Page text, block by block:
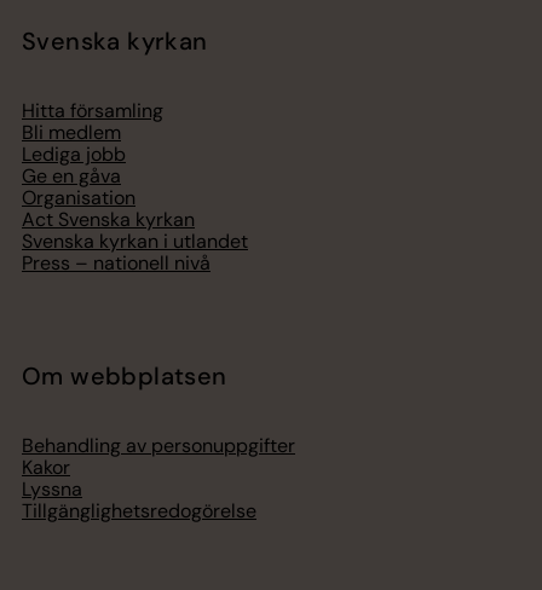
Svenska kyrkan
Hitta församling
Bli medlem
Lediga jobb
Ge en gåva
Organisation
Act Svenska kyrkan
Svenska kyrkan i utlandet
Press – nationell nivå
Om webbplatsen
Behandling av personuppgifter
Kakor
Lyssna
Tillgänglighetsredogörelse